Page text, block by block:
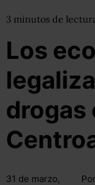
3 minutos de
Los
drogas
31 de marzo,